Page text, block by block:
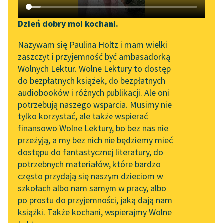
Katalog DAISY
Podkasty o książkach
Zgłoś brak utworu
Aktualności
„Prokurator Alicja Horn”
do słuchania
Byliśmy częścią AI Impact
Lab
Zapraszamy na spotkanie
online z tłumaczkami
literatury skandynawskiej
Spotkanie z Katarzyną
Tunkiel w Oslo
102. lata temu zmarł
Joseph Conrad
Narzędzia
Mapa Wolnych Lektur
Leśmianator
Przewodnik dla piszących i
czytających
API
OAI-PMH
Widget Wolnych Lektur
Przypisy
Dzień dobry moi kochani.
Nazywam się Paulina Holtz i mam wielki
zaszczyt i przyjemność być ambasadorką
Wolnych Lektur. Wolne Lektury to dostęp
do bezpłatnych książek, do bezpłatnych
audiobooków i różnych publikacji. Ale oni
potrzebują naszego wsparcia. Musimy nie
tylko korzystać, ale także wspierać
finansowo Wolne Lektury, bo bez nas nie
przeżyją, a my bez nich nie będziemy mieć
dostępu do fantastycznej literatury, do
potrzebnych materiałów, które bardzo
często przydają się naszym dzieciom w
szkołach albo nam samym w pracy, albo
po prostu do przyjemności, jaką dają nam
książki. Także kochani, wspierajmy Wolne
Sortuj:
prace naukowe Jana Vaihingera